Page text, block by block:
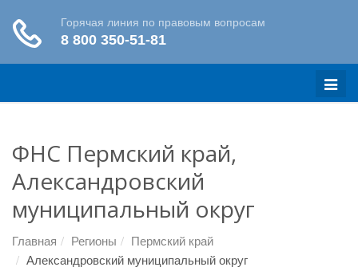
Меню
ФНС Пермский край,
Александровский
муниципальный округ
Главная Регионы
Пермский край
Александровский муниципальный округ